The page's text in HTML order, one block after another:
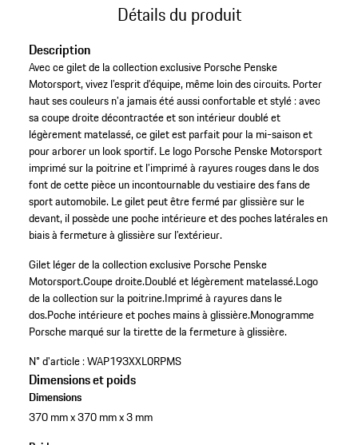
Détails du produit
Description
Avec ce gilet de la collection exclusive Porsche Penske
Motorsport, vivez l’esprit d’équipe, même loin des circuits. Porter
haut ses couleurs n’a jamais été aussi confortable et stylé : avec
sa coupe droite décontractée et son intérieur doublé et
légèrement matelassé, ce gilet est parfait pour la mi-saison et
pour arborer un look sportif. Le logo Porsche Penske Motorsport
imprimé sur la poitrine et l’imprimé à rayures rouges dans le dos
font de cette pièce un incontournable du vestiaire des fans de
sport automobile. Le gilet peut être fermé par glissière sur le
devant, il possède une poche intérieure et des poches latérales en
biais à fermeture à glissière sur l’extérieur.
Gilet léger de la collection exclusive Porsche Penske
Motorsport.Coupe droite.Doublé et légèrement matelassé.Logo
de la collection sur la poitrine.Imprimé à rayures dans le
dos.Poche intérieure et poches mains à glissière.Monogramme
Porsche marqué sur la tirette de la fermeture à glissière.
N° d'article :WAP193XXL0RPMS
Dimensions et poids
Dimensions
370 mm x 370 mm x 3 mm